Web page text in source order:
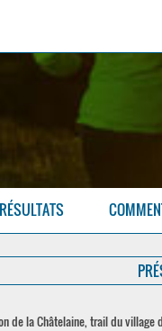
RÉSULTATS
de la Châtelaine, trail du village